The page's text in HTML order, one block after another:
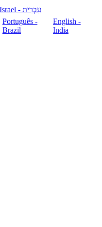
עִבְרִית - Israel
Português -
Brazil
English -
India